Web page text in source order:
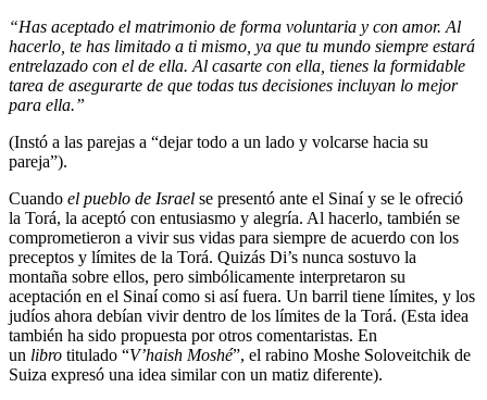
“Has aceptado el matrimonio de forma voluntaria y con amor. Al
hacerlo, te has limitado a ti mismo, ya que tu mundo siempre estará
entrelazado con el de ella. Al casarte con ella, tienes la formidable
tarea de asegurarte de que todas tus decisiones incluyan lo mejor
para ella.”
(Instó a las parejas a “dejar todo a un lado y volcarse hacia su
pareja”).
Cuando el pueblo de Israel se presentó ante el Sinaí y se le ofreció
la Torá, la aceptó con entusiasmo y alegría. Al hacerlo, también se
comprometieron a vivir sus vidas para siempre de acuerdo con los
preceptos y límites de la Torá. Quizás Di’s nunca sostuvo la
montaña sobre ellos, pero simbólicamente interpretaron su
aceptación en el Sinaí como si así fuera. Un barril tiene límites, y los
judíos ahora debían vivir dentro de los límites de la Torá. (Esta idea
también ha sido propuesta por otros comentaristas. En
un libro titulado “V’haish Moshé”, el rabino Moshe Soloveitchik de
Suiza expresó una idea similar con un matiz diferente).